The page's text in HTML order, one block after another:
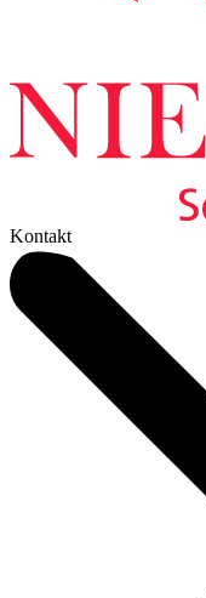
Kontakt